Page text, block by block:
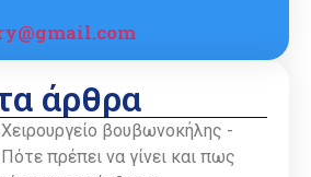
άρθρα
Χειρουργείο βουβωνοκήλης -
Πότε πρέπει να γίνει και πως